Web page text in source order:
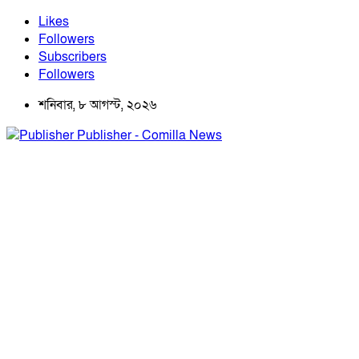
Likes
Followers
Subscribers
Followers
শনিবার, ৮ আগস্ট, ২০২৬
Publisher - Comilla News